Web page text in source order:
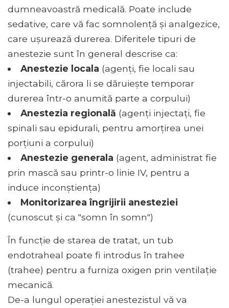
dumneavoastră medicală. Poate include
sedative, care vă fac somnolență și analgezice,
care ușurează durerea. Diferitele tipuri de
anestezie sunt în general descrise ca:
Anestezie locala (agenți, fie locali sau
injectabili, cărora li se dăruiește temporar
durerea într-o anumită parte a corpului)
Anestezia regională (agenți injectați, fie
spinali sau epidurali, pentru amorțirea unei
porțiuni a corpului)
Anestezie generala (agent, administrat fie
prin mască sau printr-o linie IV, pentru a
induce inconștiența)
Monitorizarea îngrijirii anesteziei
(cunoscut și ca "somn în somn")
În funcție de starea de tratat, un tub
endotraheal poate fi introdus în trahee
(trahee) pentru a furniza oxigen prin ventilație
mecanică.
De-a lungul operației anestezistul vă va